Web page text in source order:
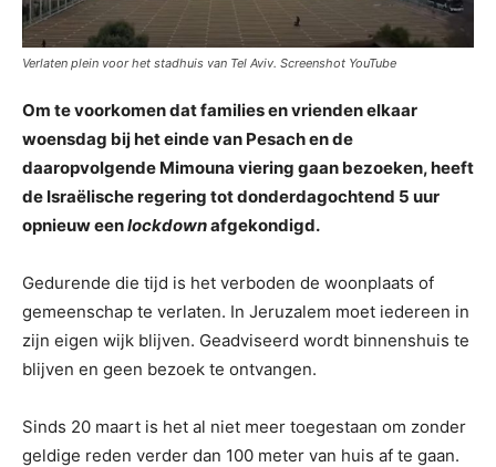
Verlaten plein voor het stadhuis van Tel Aviv. Screenshot YouTube
Om te voorkomen dat families en vrienden elkaar
woensdag bij het einde van Pesach en de
daaropvolgende Mimouna viering gaan bezoeken, heeft
de Israëlische regering tot donderdagochtend 5 uur
opnieuw eenlockdownafgekondigd.
Gedurende die tijd is het verboden de woonplaats of
gemeenschap te verlaten. In Jeruzalem moet iedereen in
zijn eigen wijk blijven. Geadviseerd wordt binnenshuis te
blijven en geen bezoek te ontvangen.
Sinds 20 maart is het al niet meer toegestaan om zonder
geldige reden verder dan 100 meter van huis af te gaan.